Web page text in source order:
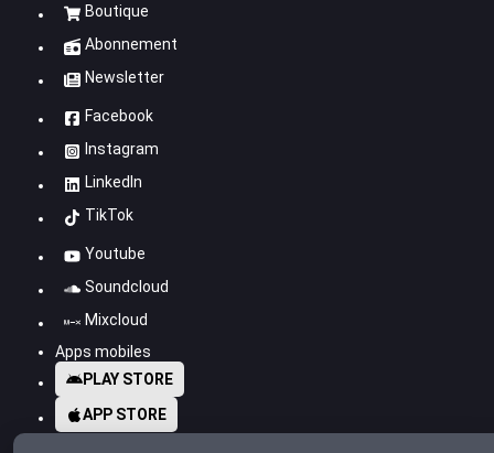
Boutique
Abonnement
Newsletter
Facebook
Instagram
LinkedIn
TikTok
Youtube
Soundcloud
Mixcloud
Apps mobiles
PLAY STORE
APP STORE